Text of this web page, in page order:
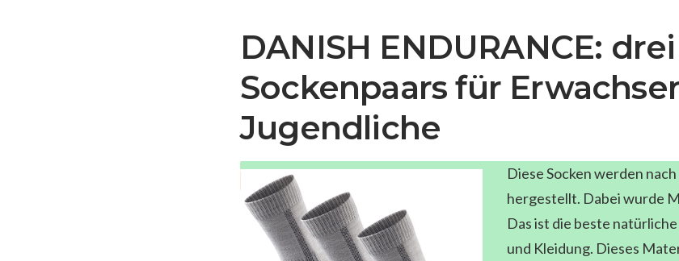
DANISH ENDURANCE: drei
Sockenpaars für
Jugendliche
Diese Socken werden
hergestellt. Dabei wurde
Das ist die beste
und Kleidung. Dieses